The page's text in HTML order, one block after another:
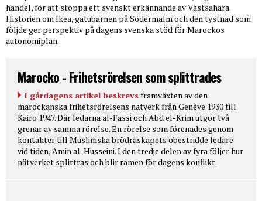
handel, för att stoppa ett svenskt erkännande av Västsahara.
Historien om Ikea, gatubarnen på Södermalm och den tystnad som
följde ger perspektiv på dagens svenska stöd för Marockos
autonomiplan.
Marocko - Frihetsrörelsen som splittrades
I gårdagens artikel beskrevs framväxten av den
marockanska frihetsrörelsens nätverk från Genève 1930 till
Kairo 1947. Där ledarna al-Fassi och Abd el-Krim utgör två
grenar av samma rörelse. En rörelse som förenades genom
kontakter till Muslimska brödraskapets obestridde ledare
vid tiden, Amin al-Husseini. I den tredje delen av fyra följer hur
nätverket splittras och blir ramen för dagens konflikt.